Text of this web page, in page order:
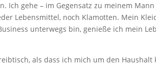
Ich gehe – im Gegensatz zu meinem
Lebensmittel, noch Klamotten. Mein
unterwegs bin, genieße ich mein
als dass ich mich um den